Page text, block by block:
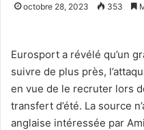
octobre 28, 2023 353
Eurosport a révélé qu’un
suivre de plus près,
en vue de le recruter lors
transfert d’été. La source
anglaise intéressée par